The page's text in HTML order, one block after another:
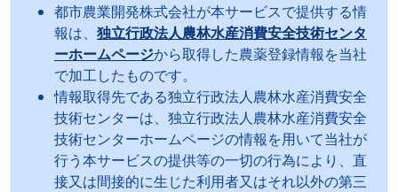
都市農業開発株式会社が本サービスで提供する情
報は、 独立行政法人農林水産消費安全技術センタ
ーホームページから取得した農薬登録情報を当社
で加工したものです。
情報取得先である独立行政法人農林水産消費安全
技術センターは、独立行政法人農林水産消費安全
技術センターホームページの情報を用いて当社が
行う本サービスの提供等の一切の行為により、直
接又は間接的に生じた利用者又はそれ以外の第三